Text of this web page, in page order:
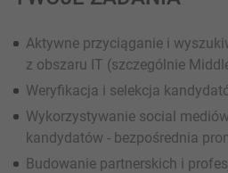
Aktywne przyciąganie i
z obszaru IT (szczególnie
Weryfikacja i selekcja
Wykorzystywanie social
kandydatów - bezpośrednia
Budowanie partnerskich i